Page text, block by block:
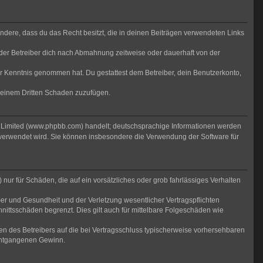
dass du das Recht besitzt, die in deinen Beiträgen verwendeten Links
Betreiber dich nach Abmahnung zeitweise oder dauerhaft von der
genommen hat. Du gestattest dem Betreiber, dein Benutzerkonto,
Dritten Schaden zuzufügen.
(www.phpbb.com) handelt; deutschsprachige Informationen werden
wird. Sie können insbesondere die Verwendung der Software für
für Schäden, die auf ein vorsätzliches oder grob fahrlässiges Verhalten
und Gesundheit und der Verletzung wesentlicher Vertragspflichten
begrenzt. Dies gilt auch für mittelbare Folgeschäden wie
des Betreibers auf die bei Vertragsschluss typischerweise vorhersehbaren
Gewinn.